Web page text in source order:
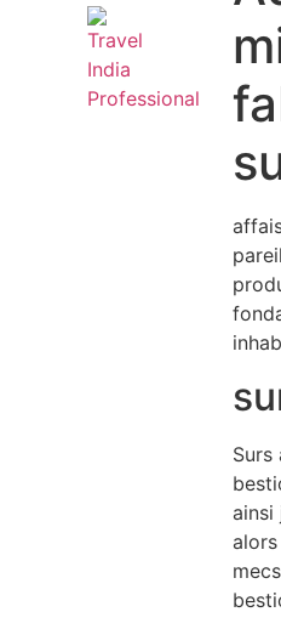
ainsi